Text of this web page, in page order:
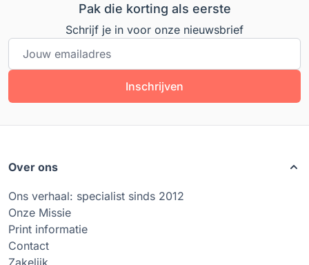
Pak die korting als eerste
Schrijf je in voor onze nieuwsbrief
E-mailadres
Inschrijven
Over ons
Ons verhaal: specialist sinds 2012
Onze Missie
Print informatie
Contact
Zakelijk